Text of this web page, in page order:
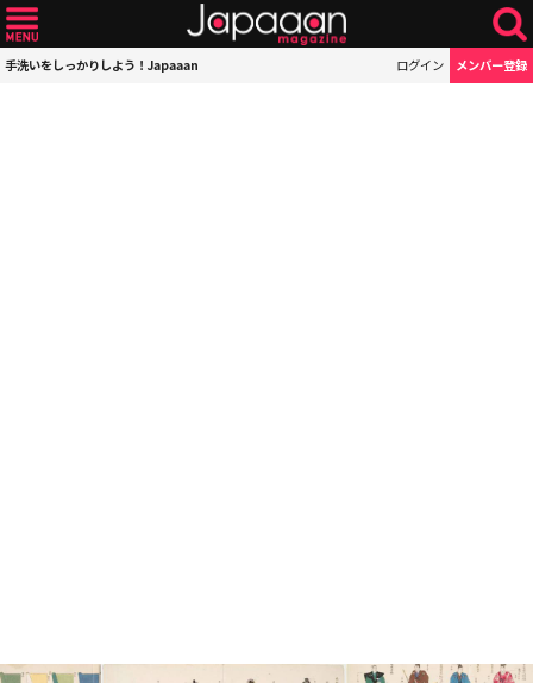
手洗いをしっかりしよう！Japaaan ログイン メンバー登録